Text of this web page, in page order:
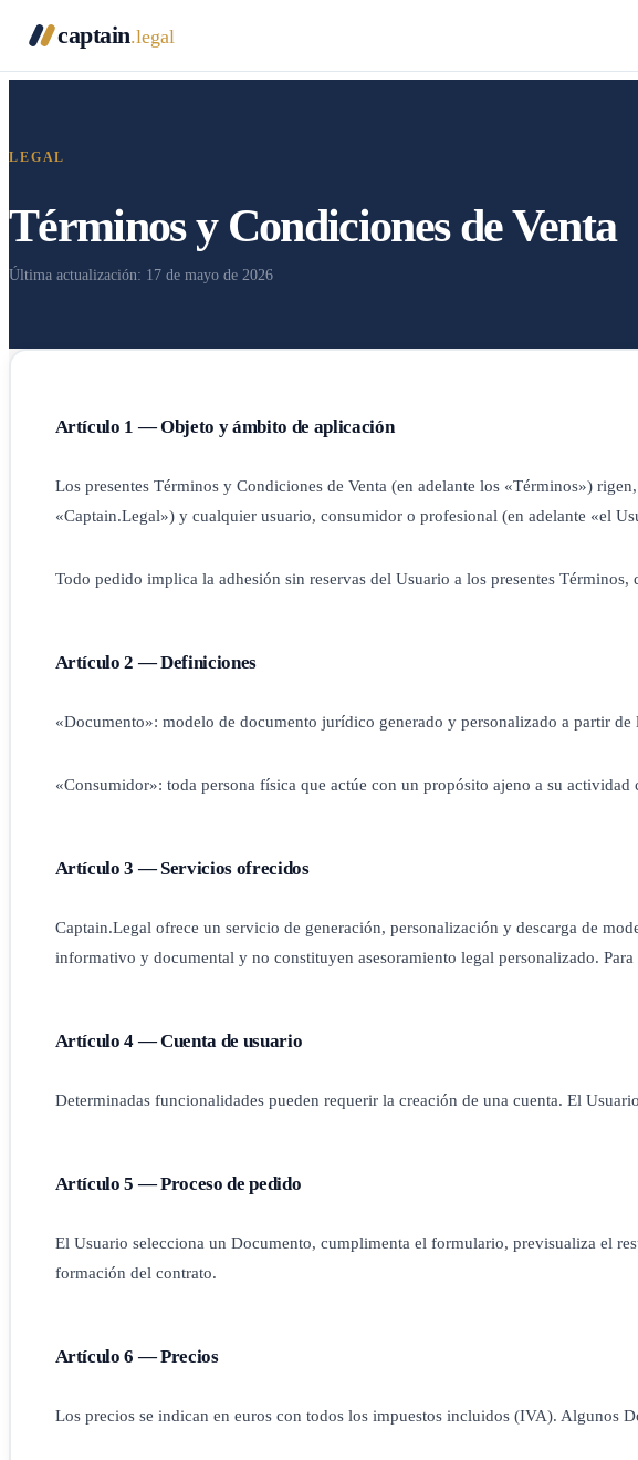
captain.legal
LEGAL
Términos y Condiciones de Venta
Última actualización: 17 de mayo de 2026
Artículo 1 — Objeto y ámbito de aplicación
Los presentes Términos y Condiciones de Venta (en adelante los «Términos»)
«Captain.Legal») y cualquier usuario, consumidor o profesional (en adelante «el
Todo pedido implica la adhesión sin reservas del Usuario a los presentes
Artículo 2 — Definiciones
«Documento»: modelo de documento jurídico generado y personalizado a partir
«Consumidor»: toda persona física que actúe con un propósito ajeno a su
Artículo 3 — Servicios ofrecidos
Captain.Legal ofrece un servicio de generación, personalización y descarga de
informativo y documental y no constituyen asesoramiento legal personalizado.
Artículo 4 — Cuenta de usuario
Determinadas funcionalidades pueden requerir la creación de una cuenta. El
Artículo 5 — Proceso de pedido
El Usuario selecciona un Documento, cumplimenta el formulario, previsualiza el
formación del contrato.
Artículo 6 — Precios
Los precios se indican en euros con todos los impuestos incluidos (IVA). Algunos